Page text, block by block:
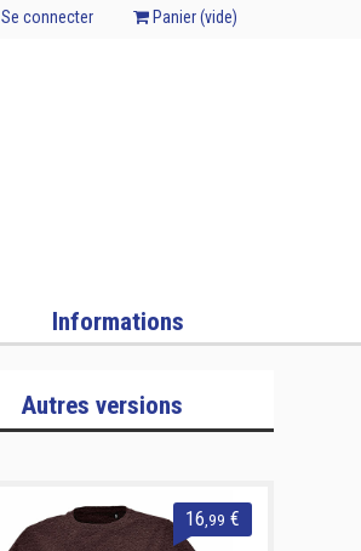
Se connecter Panier (vide)
Informations
Autres versions
16 ,99 €